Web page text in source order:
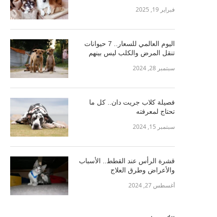
فبراير 19, 2025
اليوم العالمي للسعار.. 7 حيوانات
تنقل المرض والكلب ليس بينهم
سبتمبر 28, 2024
فصيلة كلاب جريت دان.. كل ما
تحتاج لمعرفته
سبتمبر 15, 2024
قشرة الرأس عند القطط.. الأسباب
والأعراض وطرق العلاج
أغسطس 27, 2024